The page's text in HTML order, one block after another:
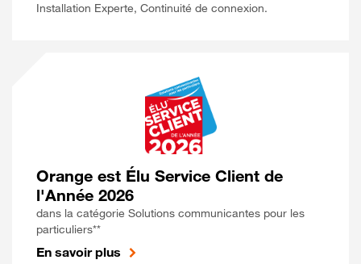
Installation Experte, Continuité de connexion.
Orange est Élu Service Client de
l'Année 2026
dans la catégorie Solutions communicantes pour les
particuliers**
En savoir plus